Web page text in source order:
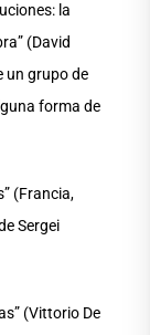
la
(David
un grupo de
forma de
(Francia,
Sergei
(Vittorio De